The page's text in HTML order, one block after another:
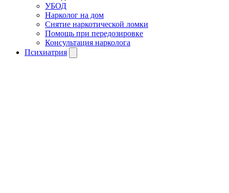
УБОД
Нарколог на дом
Снятие наркотической ломки
Помощь при передозировке
Консультация нарколога
Психиатрия